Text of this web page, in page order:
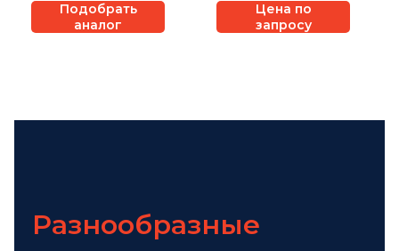
Подобрать
аналог
Цена по
запросу
Разнообразные